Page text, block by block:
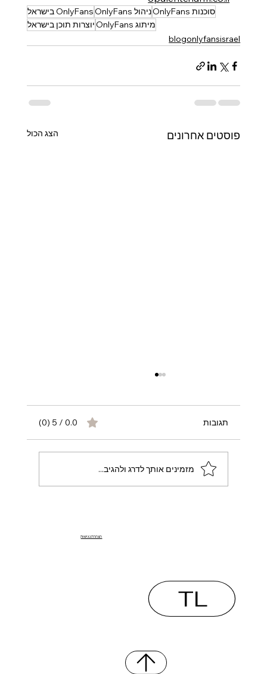
סוכנות OnlyFans ניהול OnlyFans
OnlyFans בישראל
מיתוג OnlyFans
יוצרות תוכן בישראל
blogonlyfansisrael
פוסטים אחרונים הצג הכול
תגובות 0.0 / 5 ‏(0)
מזמינים אותך לדרג ולהגיב...
TL
הצהרת נגישות